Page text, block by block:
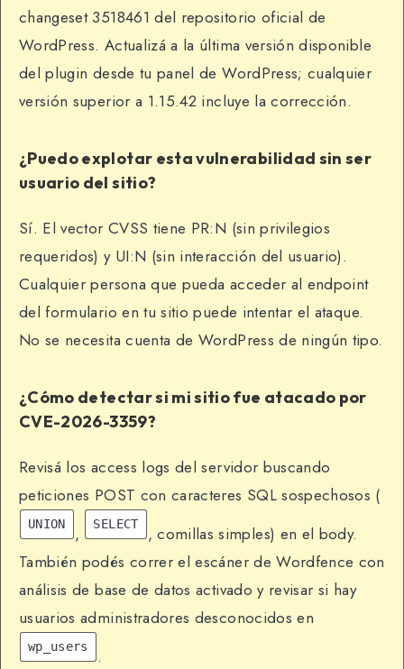
changeset 3518461 del repositorio oficial de
WordPress. Actualizá a la última versión disponible
del plugin desde tu panel de WordPress; cualquier
versión superior a 1.15.42 incluye la corrección.
¿Puedo explotar esta vulnerabilidad sin ser
usuario del sitio?
Sí. El vector CVSS tiene PR:N (sin privilegios
requeridos) y UI:N (sin interacción del usuario).
Cualquier persona que pueda acceder al endpoint
del formulario en tu sitio puede intentar el ataque.
No se necesita cuenta de WordPress de ningún tipo.
¿Cómo detectar si mi sitio fue atacado por
CVE-2026-3359?
Revisá los access logs del servidor buscando
peticiones POST con caracteres SQL sospechosos (
UNION , SELECT
, comillas simples) en el body.
También podés correr el escáner de Wordfence con
análisis de base de datos activado y revisar si hay
usuarios administradores desconocidos en
wp_users .